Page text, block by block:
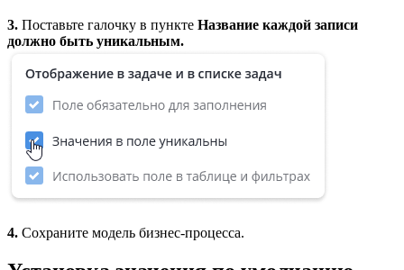
3. Поставьте галочку в пункте Название каждой записи
должно быть уникальным.
4. Сохраните модель бизнес-процесса.